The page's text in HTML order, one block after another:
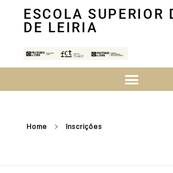
ESCOLA SUPERIOR
DE LEIRIA
Home Inscrições